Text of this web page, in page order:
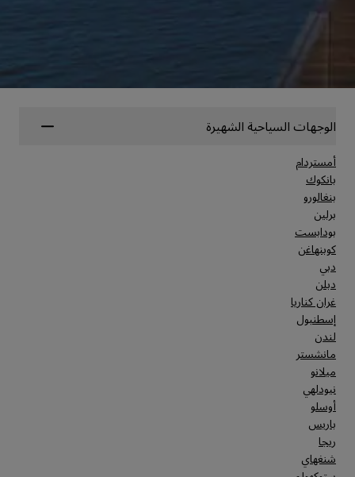
الوجهات السياحية الشهيرة
أمستردام
بانكوك
بنغالورو
برلين
بودابست
كوبنهاغن
دبي
دبلن
غران كناريا
إسطنبول
لندن
مانشستر
ميلانو
نيودلهي
أوسلو
باريس
ريجا
شنغهاي